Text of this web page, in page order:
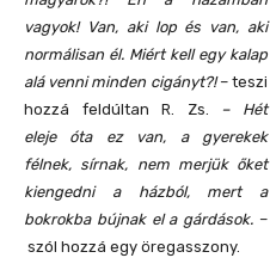
vagyok! Van, aki lop és van, aki
normálisan él. Miért kell egy kalap
alá venni minden cigányt?!– teszi
hozzá feldúltan R. Zs.
– Hét
eleje óta ez van, a gyerekek
félnek, sírnak, nem merjük őket
kiengedni a házból, mert a
bokrokba bújnak el a gárdások. –
szól hozzá egy öregasszony.